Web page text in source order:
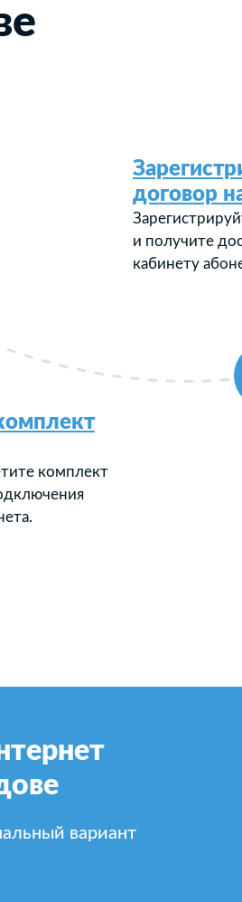
комплект
договор
и получите
кабинету
вариант